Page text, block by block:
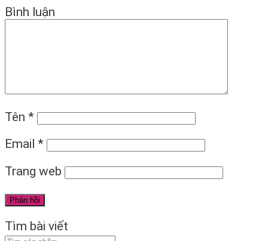
Bình luận
Tên *
Email *
Trang web
Tìm bài viết